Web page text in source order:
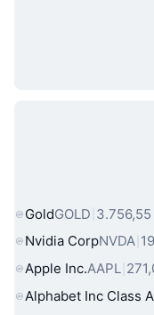
Beliebte
GoldGOLD
Nvidia CorpNVDA
Apple Inc.AAPL
Alphabet Inc Class A